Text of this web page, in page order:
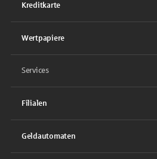
Kreditkarte
Wertpapiere
Services
Filialen
Geldautomaten